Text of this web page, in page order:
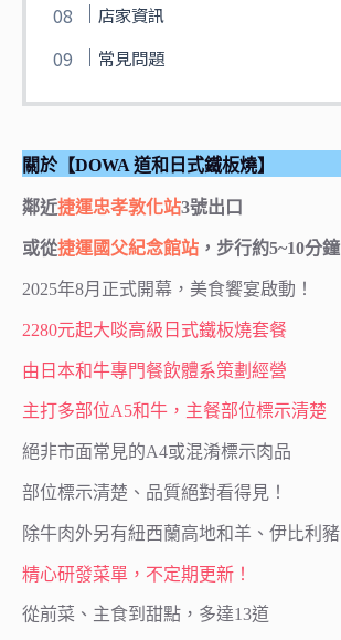
店家資訊
常見問題
關於【DOWA 道和日式鐵板燒】
鄰近捷運忠孝敦化站3號出口
或從捷運國父紀念館站 ，步行約5~10分鐘
2025年8月正式開幕，美食饗宴啟動！
2280元起大啖高級日式鐵板燒套餐
由日本和牛專門餐飲體系策劃經營
主打多部位A5和牛，主餐部位標示清楚
絕非市面常見的A4或混淆標示肉品
部位標示清楚、品質絕對看得見！
除牛肉外另有紐西蘭高地和羊、伊比利豬
精心研發菜單，不定期更新！
從前菜、主食到甜點，多達13道